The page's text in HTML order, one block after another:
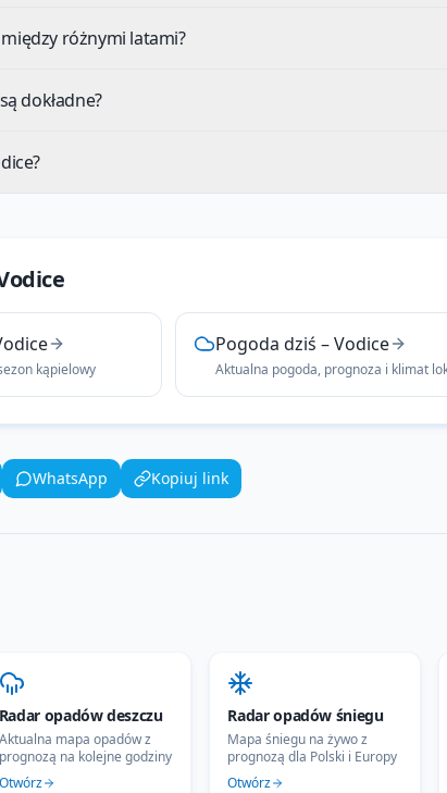
różnymi latami?
dokładne?
kąpielowy
Pogoda dziś –Vodice
Aktualna pogoda, prognoza i klimat
WhatsApp Kopiuj link
Radar opadów deszczu
Aktualna mapa opadów z
prognozą na kolejne godziny
Otwórz
Radar opadów śniegu
Mapa śniegu na żywo z
prognozą dla Polski i Europy
Otwórz